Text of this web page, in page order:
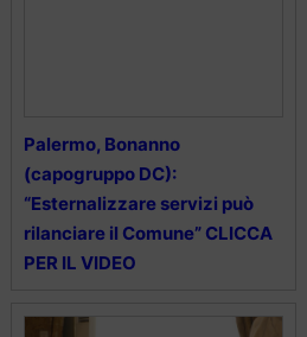
Palermo, Bonanno
(capogruppo DC):
“Esternalizzare servizi può
rilanciare il Comune” CLICCA
PER IL VIDEO